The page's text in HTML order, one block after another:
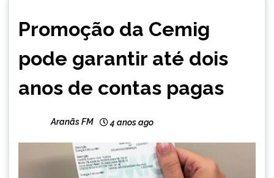
GERAIS
Promoção da Cemig
pode garantir até dois
anos de contas pagas
Aranãs FM 4 anos ago